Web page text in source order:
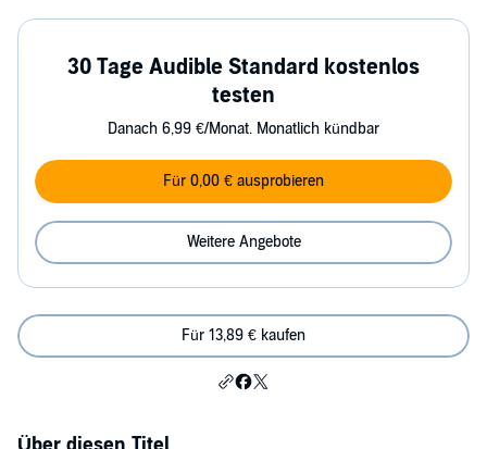
30 Tage Audible Standard kostenlos
testen
Danach 6,99 €/Monat. Monatlich kündbar
Für 0,00 € ausprobieren
Weitere Angebote
Für 13,89 € kaufen